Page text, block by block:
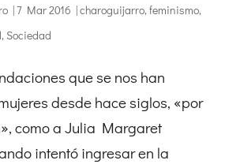
|7 Mar 2016 |charoguijarro,feminismo,
, Sociedad
que se nos han
desde hace siglos, «por
como a Julia Margaret
intentó ingresar en la